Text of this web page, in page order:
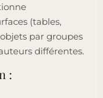
(tables,
par groupes
différentes.
: